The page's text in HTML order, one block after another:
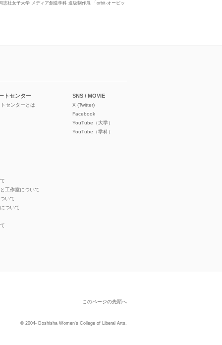
志社女子大学 メディア創造学科 進級制作展 「orbit-オービッ
トセンター
センターとは
SNS / MOVIE
X (Twitter)
Facebook
YouTube（大学）
YouTube（学科）
工作室について
いて
ついて
このページの先頭へ
© 2004- Doshisha Women's College of Liberal Arts,